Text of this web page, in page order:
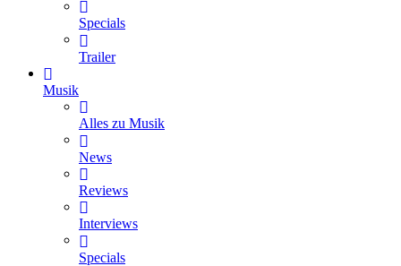
Specials
Trailer
Musik
Alles zu Musik
News
Reviews
Interviews
Specials